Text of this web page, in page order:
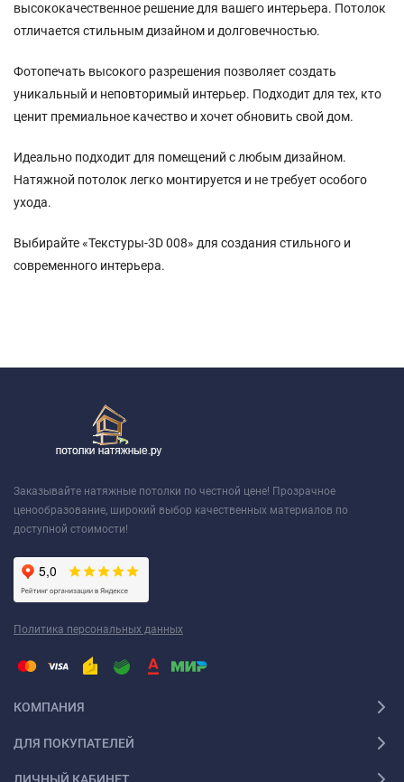
высококачественное решение для вашего интерьера. Потолок
отличается стильным дизайном и долговечностью.
Фотопечать высокого разрешения позволяет создать
уникальный и неповторимый интерьер. Подходит для тех, кто
ценит премиальное качество и хочет обновить свой дом.
Идеально подходит для помещений с любым дизайном.
Натяжной потолок легко монтируется и не требует особого
ухода.
Выбирайте «Текстуры-3D 008» для создания стильного и
современного интерьера.
Заказывайте натяжные потолки по честной цене! Прозрачное
ценообразование, широкий выбор качественных материалов по
доступной стоимости!
Политика персональных данных
КОМПАНИЯ
ДЛЯ ПОКУПАТЕЛЕЙ
ЛИЧНЫЙ КАБИНЕТ